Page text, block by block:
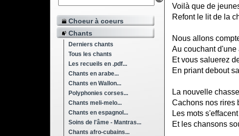
Choeur à coeurs
Chants
Derniers chants
Tous les chants
Les recueils en .pdf...
Chants en arabe...
Chants en Wallon...
Polyphonies corses...
Chants meli-melo...
Chants en espagnol...
Soins de l'âme - Mantras...
Chants afro-cubains...
Voilà que de
Refont le lit de la
Nous allons
Au couchant d'une
Et vous saluerez
En priant debout
La nouvelle
Cachons nos rires
Les mots
Et les chansons